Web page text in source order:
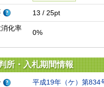
13 / 25pt
化率
0%
所・入札期間情報
平成19年（ケ）第834